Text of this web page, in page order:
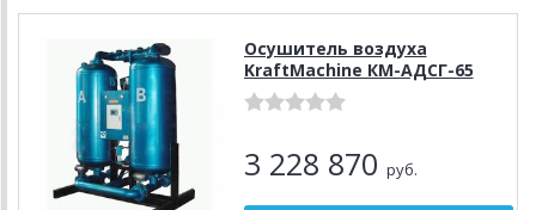
Осушитель воздуха
KraftMachine КМ-АДСГ-65
3 228 870 руб.